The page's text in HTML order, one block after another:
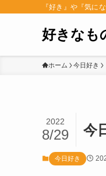
『好き』や『気に
好きなも
ホーム 今日好き
今
2022
8/29
今日好き